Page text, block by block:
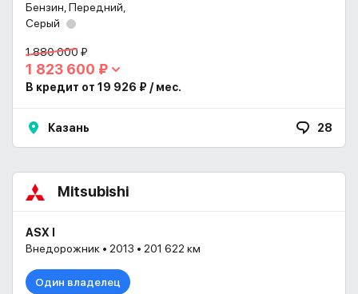
Бензин, Передний,
Серый
1 880 000 ₽
1 823 600 ₽
В кредит от 19 926 ₽ / мес.
Казань 28
Mitsubishi
ASX I
Внедорожник • 2013 • 201 622 км
Один владелец